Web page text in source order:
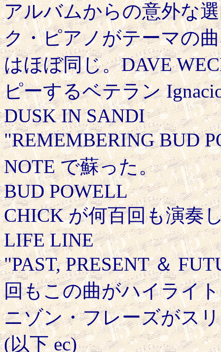
アルバムからの意外な
ク・ピアノがテーマの
はほぼ同じ。DAVE
ピーするベテラン
DUSK IN SANDI
"REMEMBERING BUD
NOTE で蘇った。
BUD POWELL
CHICK が何百回も演奏
LIFE LINE
"PAST, PRESENT ＆
回もこの曲がハイライ
ニゾン・フレーズがス
(以下 ec)